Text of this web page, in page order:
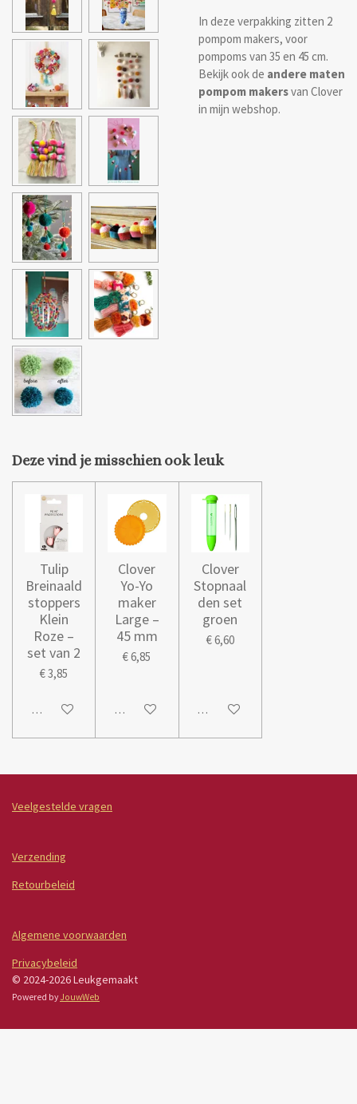
In deze verpakking zitten 2
pompom makers, voor
pompoms van 35 en 45 cm.
Bekijk ook de andere maten
pompom makersvan Clover
in mijn webshop.
Deze vind je misschien ook leuk
Tulip
Breinaald
stoppers
Klein
Roze –
set van 2
€ 3,85
In winkelwagen
Clover
Yo-Yo
maker
Large –
45 mm
€ 6,85
In winkelwagen
Clover
Stopnaal
den set
groen
€ 6,60
In winkelwagen
Veelgestelde vragen
Verzending
Retourbeleid
Algemene voorwaarden
Privacybeleid
© 2024-2026 Leukgemaakt
Powered by JouwWeb